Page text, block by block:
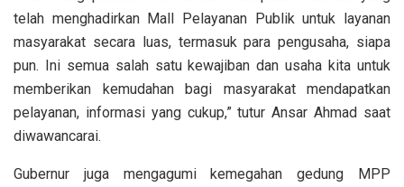
telah menghadirkan Mall Pelayanan Publik untuk layanan
masyarakat secara luas, termasuk para pengusaha, siapa
pun. Ini semua salah satu kewajiban dan usaha kita untuk
memberikan kemudahan bagi masyarakat mendapatkan
pelayanan, informasi yang cukup,” tutur Ansar Ahmad saat
diwawancarai.
Gubernur juga mengagumi kemegahan gedung MPP